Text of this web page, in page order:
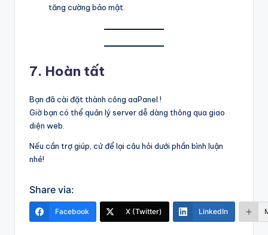
tăng cường bảo mật.
7. Hoàn tất
Bạn đã cài đặt thành công aaPanel !
Giờ bạn có thể quản lý server dễ dàng thông qua giao
diện web.
Nếu cần trợ giúp, cứ để lại câu hỏi dưới phần bình luận
nhé!
Share via:
Facebook X (Twitter) LinkedIn